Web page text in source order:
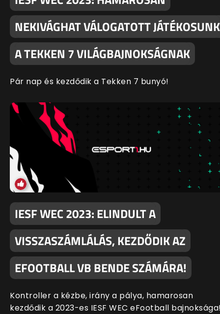
NEKIVÁGHAT VÁLOGATOTT JÁTÉKOSUNK
A TEKKEN 7 VILÁGBAJNOKSÁGNAK
Pár nap és kezdődik a Tekken 7 bunyó!
IESF WEC 2023: ELINDULT A
VISSZASZÁMLÁLÁS, KEZDŐDIK AZ
EFOOTBALL VB BENDE SZÁMÁRA!
Kontroller a kézbe, irány a pálya, hamarosan
kezdődik a 2023-es IESF WEC eFootball